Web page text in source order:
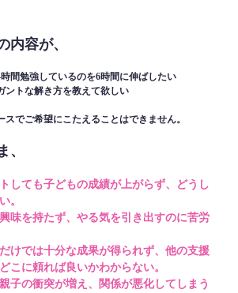
内容が、
間勉強しているのを6時間に伸ばしたい
ントな解き方を教えて欲しい
スでご希望にこたえることはできません。
、
しても子どもの成績が上がらず、どうし
。
味を持たず、やる気を引き出すのに苦労
けでは十分な成果が得られず、他の支援
こに頼れば良いかわからない。
子の衝突が増え、関係が悪化してしまう